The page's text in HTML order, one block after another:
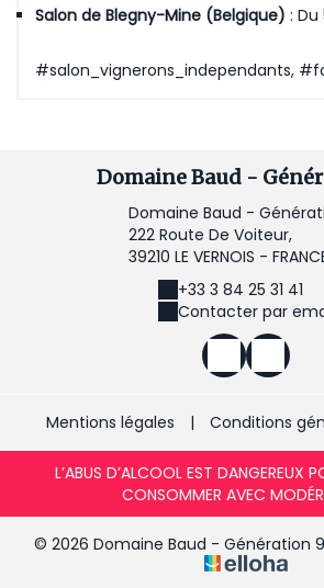
Salon de Blegny-Mine (Belgique) :
#salon_vignerons_independants,
Domaine Baud -
Domaine Baud -
222 Route De Voiteur,
39210 LE VERNOIS -
+33 3 84 25 31 41
Contacter par
Mentions légales | Conditions
L’ABUS D’ALCOOL EST DANGEREUX
CONSOMMER AVEC
© 2026 Domaine Baud - Génération 9